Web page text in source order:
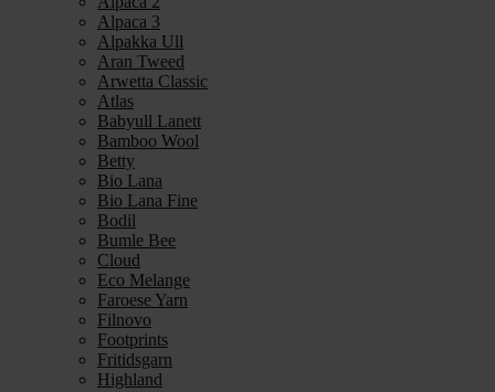
Alpaca 3
Alpakka Ull
Aran Tweed
Arwetta Classic
Atlas
Babyull Lanett
Bamboo Wool
Betty
Bio Lana
Bio Lana Fine
Bodil
Bumle Bee
Cloud
Eco Melange
Faroese Yarn
Filnovo
Footprints
Fritidsgarn
Highland